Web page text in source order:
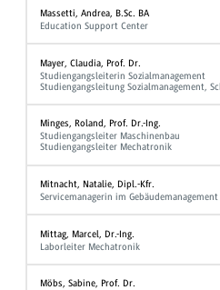
Massetti, Andrea, B.Sc. BA
Education Support Center
Mayer, Claudia, Prof. Dr.
Studiengangsleiterin Sozialmanagement
Studiengangsleitung Sozialmanagement,
Minges, Roland, Prof. Dr.-Ing.
Studiengangsleiter Maschinenbau
Studiengangsleiter Mechatronik
Mitnacht, Natalie, Dipl.-Kfr.
Servicemanagerin im Gebäudemanagement
Mittag, Marcel, Dr.-Ing.
Laborleiter Mechatronik
Möbs, Sabine, Prof. Dr.